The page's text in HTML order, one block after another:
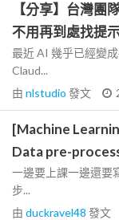
【分享】台灣團
不用再到處找提
最近 AI 幾乎已經變
Claud...
由 nlstudio 發文
[Machine
Data pre-
一邊要上課一邊還要
步...
由 duckravel48 發文